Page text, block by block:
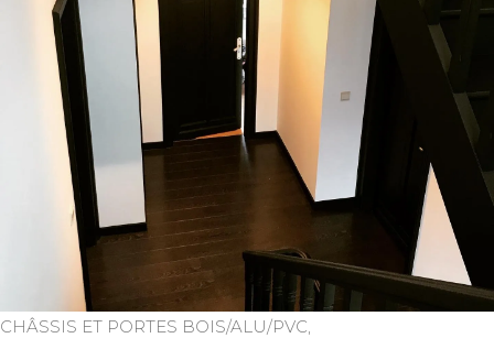
CHÂSSIS ET PORTES BOIS/ALU/PVC,